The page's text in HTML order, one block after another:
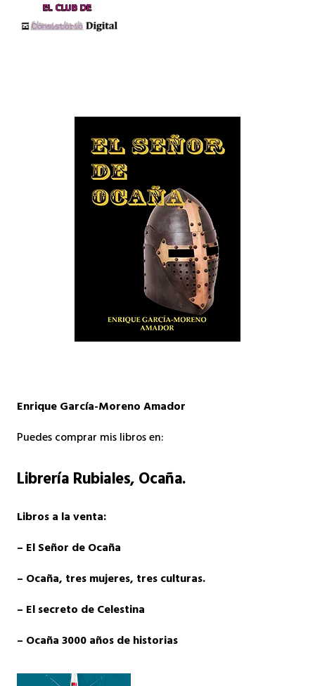
Enrique García-Moreno Amador
Puedes comprar mis libros en:
Librería Rubiales, Ocaña.
Libros a la venta:
– El Señor de Ocaña
– Ocaña, tres mujeres, tres culturas.
– El secreto de Celestina
– Ocaña 3000 años de historias